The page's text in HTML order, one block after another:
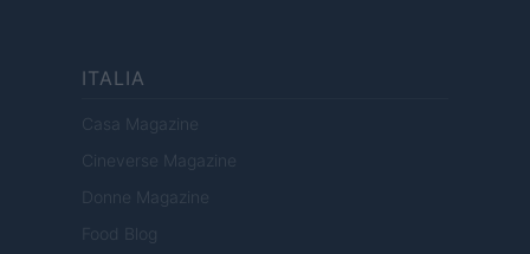
ITALIA
Casa Magazine
Cineverse Magazine
Donne Magazine
Food Blog